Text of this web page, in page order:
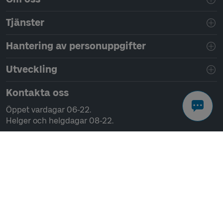
Tjänster
Hantering av personuppgifter
Utveckling
Kontakta oss
Öppet vardagar 06-22.
Helger och helgdagar 08-22.